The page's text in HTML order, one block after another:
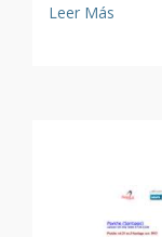
Leer Más